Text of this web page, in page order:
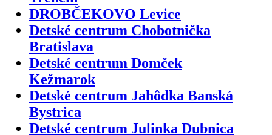
DROBČEKOVO Levice
Detské centrum Chobotnička
Bratislava
Detské centrum Domček
Kežmarok
Detské centrum Jahôdka Banská
Bystrica
Detské centrum Julinka Dubnica